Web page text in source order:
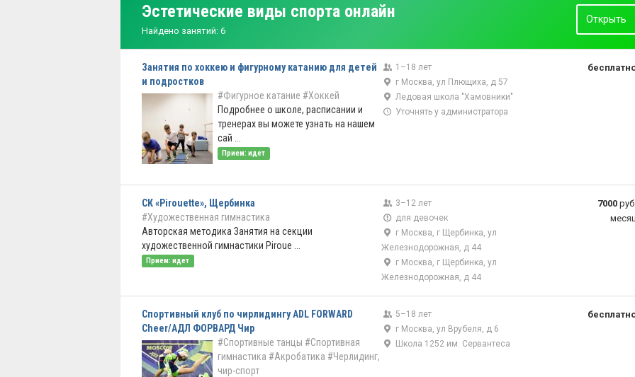
Эстетические виды спорта онлайн
Найдено занятий: 6
Открыть
Занятия по хоккею и фигурному катанию для детей
и подростков
#Фигурное катание #Хоккей
Подробнее о школе, расписании и
тренерах вы можете узнать на нашем
сай ...
Прием: идет
1–18 лет
г Москва, ул Плющиха, д 57
Ледовая школа "Хамовники"
Уточнять у администратора
СК «Pirouette», Щербинка
#Художественная гимнастика
Авторская методика Занятия на секции
художественной гимнастики Piroue ...
Прием: идет
3–12 лет
для девочек
г Москва, г Щербинка, ул
Железнодорожная, д 44
г Москва, г Щербинка, ул
Железнодорожная, д 44
7000
Спортивный клуб по чирлидингу ADL FORWARD
Cheer/АДЛ ФОРВАРД Чир
#Спортивные танцы #Спортивная
гимнастика #Акробатика #Черлидинг,
чир-спорт
5–18 лет
г Москва, ул Врубеля, д 6
Школа 1252 им. Сервантеса